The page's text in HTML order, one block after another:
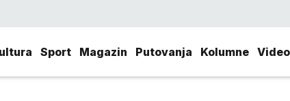
Sport Magazin Putovanja Kolumne Video